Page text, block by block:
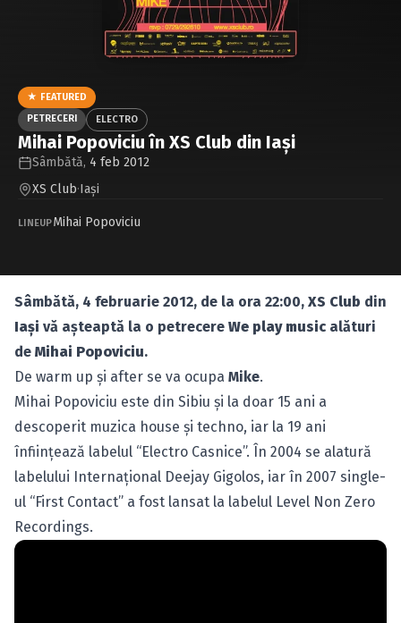
Caută în site...
★ FEATURED
PETRECERI
ELECTRO
Mihai Popoviciu în XS Club din Iaşi
Sâmbătă, 4 feb 2012
XS Club·Iaşi
LINEUPMihai Popoviciu
Sâmbătă, 4 februarie 2012, de la ora 22:00, XS Club din
Iaşi vă aşteaptă la o petrecere We play music alături
de Mihai Popoviciu.
De warm up şi after se va ocupa Mike.
Mihai Popoviciu este din Sibiu şi la doar 15 ani a
descoperit muzica house şi techno, iar la 19 ani
înfiinţează labelul “Electro Casnice”. În 2004 se alatură
labelului Internaţional Deejay Gigolos, iar în 2007 single-
ul “First Contact” a fost lansat la labelul Level Non Zero
Recordings.